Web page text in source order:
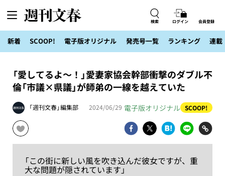
検索 ログイン 会員登録
新着 SCOOP! 電子版オリジナル 発売号一覧 ランキング 連載
「愛してるよ～！」愛妻家協会幹部衝撃のダブル不
倫「市議×県議」が師弟の一線を越えていた
「週刊文春」編集部 2024/06/29 電子版オリジナル SCOOP!
「この街に新しい風を吹き込んだ彼女ですが、重
大な問題が隠されています」